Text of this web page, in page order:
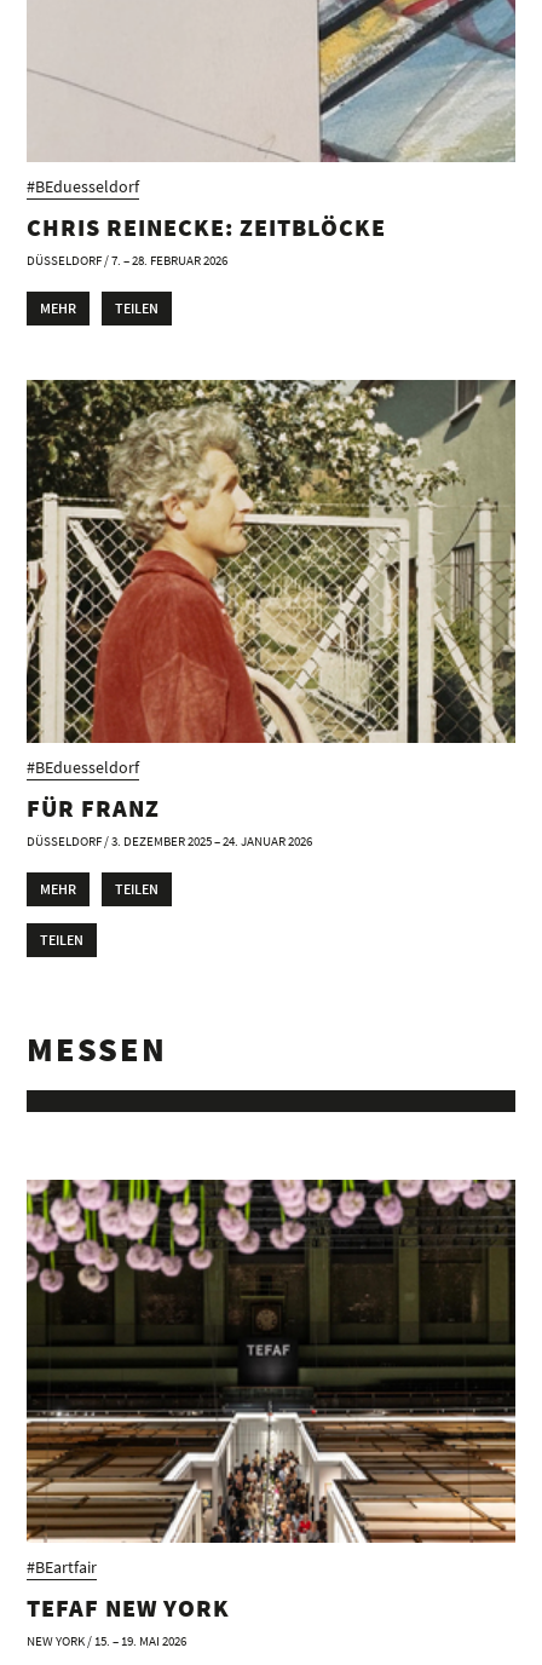
#BEduesseldorf
CHRIS REINECKE: ZEITBLÖCKE
DÜSSELDORF / 7. – 28. FEBRUAR 2026
MEHR TEILEN
#BEduesseldorf
FÜR FRANZ
DÜSSELDORF / 3. DEZEMBER 2025 – 24. JANUAR 2026
MEHR TEILEN
TEILEN
MESSEN
#BEartfair
TEFAF NEW YORK
NEW YORK / 15. – 19. MAI 2026